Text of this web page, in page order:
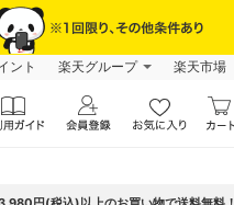
ント 楽天グループ 楽天市場